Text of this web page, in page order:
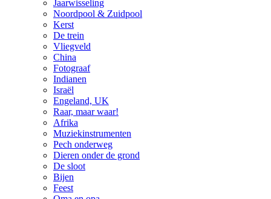
Jaarwisseling
Noordpool & Zuidpool
Kerst
De trein
Vliegveld
China
Fotograaf
Indianen
Israël
Engeland, UK
Raar, maar waar!
Afrika
Muziekinstrumenten
Pech onderweg
Dieren onder de grond
De sloot
Bijen
Feest